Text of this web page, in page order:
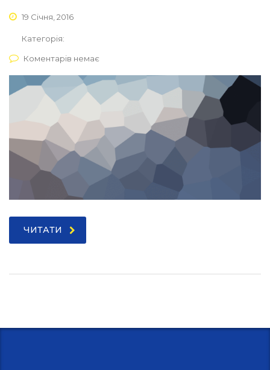
19 Січня, 2016
Категорія:
Коментарів немає
ЧИТАТИ